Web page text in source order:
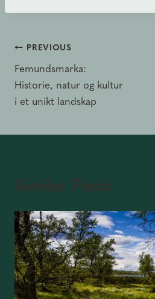
Innleggsnavigasjon
PREVIOUS
Femundsmarka:
Historie, natur og kultur
i et unikt landskap
Similar Posts